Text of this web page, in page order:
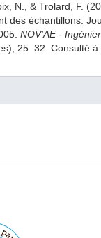
N., & Trolard, F.
des échantillons.
NOV’AE -
25–32. Consulté à